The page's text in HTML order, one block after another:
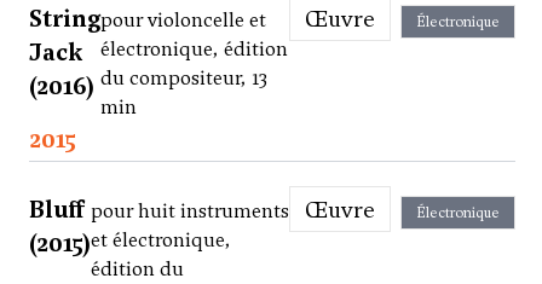
String
Jack
(2016)
pour violoncelle et
électronique, édition
du compositeur, 13
min
Œuvre Électronique
2015
Bluff
(2015)
pour huit instruments
et électronique,
édition du
Œuvre Électronique